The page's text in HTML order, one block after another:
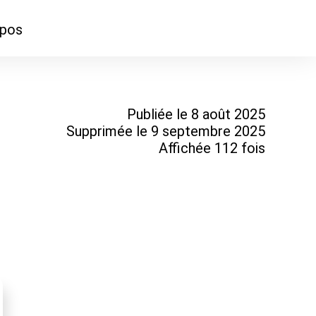
nous ?
Publiée le 8 août 2025
Supprimée le 9 septembre 2025
Affichée 112 fois